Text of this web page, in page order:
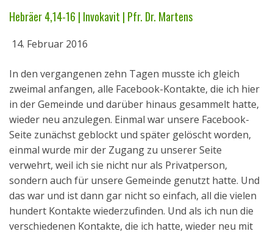
Über uns
Geistliches Wort
Termine
Aktuelles
Kontakt
English
Hebräer 4,14-16 | Invokavit | Pfr. Dr. Martens
14. Februar 2016
In den vergangenen zehn Tagen musste ich gleich
zweimal anfangen, alle Facebook-Kontakte, die ich hier
in der Gemeinde und darüber hinaus gesammelt hatte,
wieder neu anzulegen. Einmal war unsere Facebook-
Seite zunächst geblockt und später gelöscht worden,
einmal wurde mir der Zugang zu unserer Seite
verwehrt, weil ich sie nicht nur als Privatperson,
sondern auch für unsere Gemeinde genutzt hatte. Und
das war und ist dann gar nicht so einfach, all die vielen
hundert Kontakte wiederzufinden. Und als ich nun die
verschiedenen Kontakte, die ich hatte, wieder neu mit